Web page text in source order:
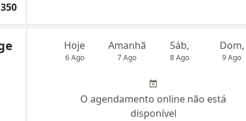
Hoje
6 Ago
Amanhã
7 Ago
Sáb,
8 Ago
Dom,
9 Ago
O agendamento online não está
disponível